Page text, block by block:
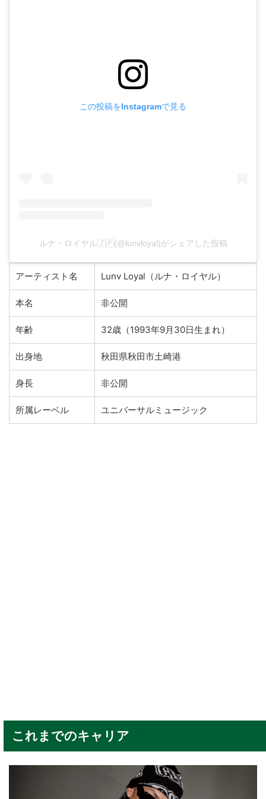
この投稿をInstagramで見る
ルナ・ロイヤル🇯🇵(@lunvloyal)がシェアした投稿
アーティスト名 Lunv Loyal（ルナ・ロイヤル）
本名 非公開
年齢 32歳（1993年9月30日生まれ）
出身地 秋田県秋田市土崎港
身長 非公開
所属レーベル ユニバーサルミュージック
これまでのキャリア